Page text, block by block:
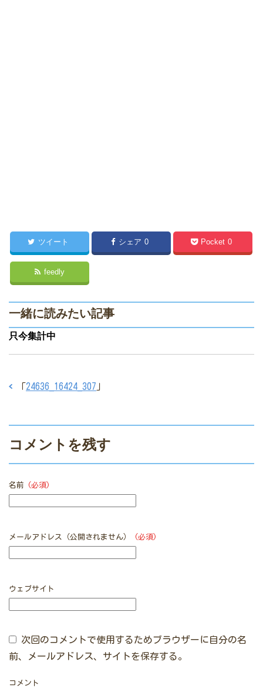
ツイート シェア 0 Pocket 0
feedly
一緒に読みたい記事
只今集計中
「24636_16424_307 」
コメントを残す
名前 (必須)
メールアドレス（公開されません） (必須)
ウェブサイト
次回のコメントで使用するためブラウザーに自分の名
前、メールアドレス、サイトを保存する。
コメント